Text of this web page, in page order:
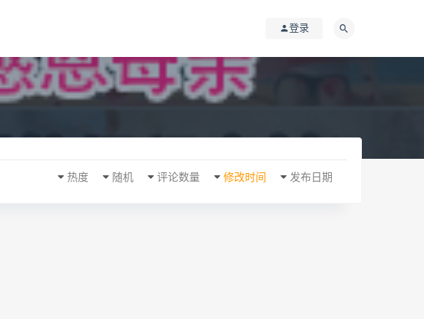
登录
发布日期
修改时间
评论数量
随机
热度